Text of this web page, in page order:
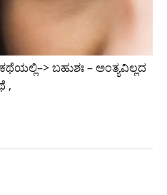
ಬಹುಶಃ – ಅಂತ್ಯವಿಲ್ಲದ
,